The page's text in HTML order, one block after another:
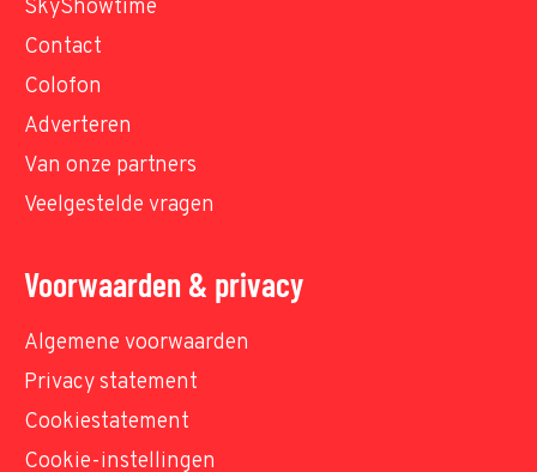
SkyShowtime
Contact
Colofon
Adverteren
Van onze partners
Veelgestelde vragen
Voorwaarden & privacy
Algemene voorwaarden
Privacy statement
Cookiestatement
Cookie-instellingen